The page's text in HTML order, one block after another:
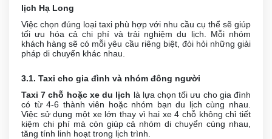
lịch Hạ Long
Việc chọn đúng loại taxi phù hợp với nhu cầu cụ thể sẽ giúp
tối ưu hóa cả chi phí và trải nghiệm du lịch. Mỗi nhóm
khách hàng sẽ có mỗi yêu cầu riêng biệt, đòi hỏi những giải
pháp di chuyển khác nhau.
3.1. Taxi cho gia đình và nhóm đông người
Taxi 7 chỗ hoặc xe du lịch là lựa chọn tối ưu cho gia đình
có từ 4-6 thành viên hoặc nhóm bạn du lịch cùng nhau.
Việc sử dụng một xe lớn thay vì hai xe 4 chỗ không chỉ tiết
kiệm chi phí mà còn giúp cả nhóm di chuyển cùng nhau,
tăng tính linh hoạt trong lịch trình.